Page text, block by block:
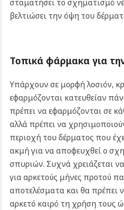
σταματήσει το σχηματισμό
βελτιώσει την όψη του
Τοπικά φάρμακα για
Υπάρχουν σε μορφή λοσιόν,
εφαρμόζονται κατευθείαν
πρέπει να εφαρμόζονται σε
αλλά πρέπει να
περιοχή του δέρματος που
ακμή για να αποφευχθεί ο
σπυριών. Συχνά χρειάζεται
για αρκετούς μήνες προτού
αποτελέσματα και θα πρέπει
αρκετό καιρό τη χρήση τους